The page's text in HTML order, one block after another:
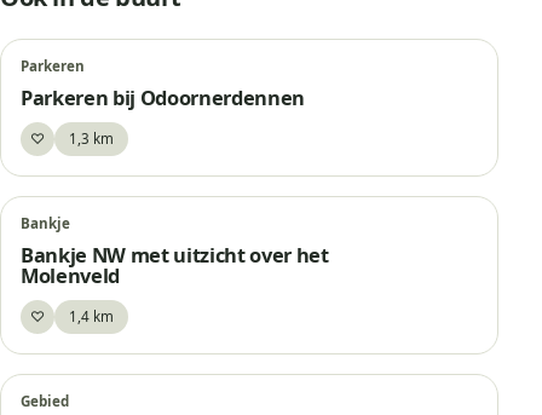
Parkeren
Parkeren bij Odoornerdennen
♡Bewaar1,3 km
Bankje
Bankje NW met uitzicht over het
Molenveld
♡Bewaar1,4 km
Gebied